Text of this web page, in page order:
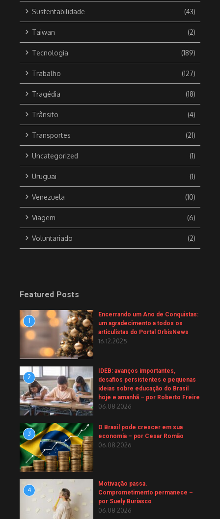
Sustentabilidade (43)
Taiwan (2)
Tecnologia (189)
Trabalho (127)
Tragédia (18)
Trânsito (4)
Transportes (21)
Uncategorized (1)
Uruguai (1)
Venezuela (10)
Viagem (6)
Voluntariado (2)
Featured Posts
1
Encerrando um Ano de Conquistas:
um agradecimento a todos os
articulistas do Portal OrbisNews
16.12.2025
2
IDEB: avanços importantes,
desafios persistentes e pequenas
ideias sobre educação do Brasil
hoje e amanhã – por Roberto Freire
06.08.2026
3
O Brasil pode crescer em sua
economia – por Cesar Romão
06.08.2026
4
Motivação passa.
Comprometimento permanece –
por Suely Buriasco
06.08.2026